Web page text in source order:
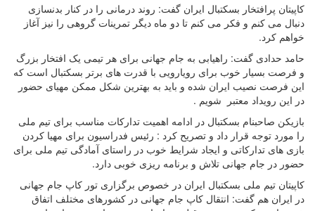
کاپیتان پرافتخار بسکتبال ایران گفت: روند درمانی را در کنار بدنسازی
دنبال می کنم و فکر می کنم تا دو ماه دیگر تمرینات گروهی را نیز آغاز
خواهم کرد.
حامد حدادی گفت: راهیابی به جام جهانی برای هر تیمی یک افتخار بزرگ
و فرصت بسیار خوب برای رویارویی با قدرت های برتر بسکتبال است که
این فرصت نصیب ایران شده و باید به بهترین شکل ممکن مهیای حضور
در این رویداد معتبر شویم .
بازیکن صاحبنام بسکتبال در ادامه اهمیت تدارکات مناسب برای تیم ملی
را مورد توجه قرار داد و‌ تصریح کرد : رئیس فدراسیون برای مهیا کردن
بازی های تدارکاتی و ایجاد شرایط خوب در راستای آمادگی تیم ملی برای
حضور در جام جهانی تلاش و برنامه ریزی خوبی دارد.
کاپیتان تیم ملی بسکتبال ایران در خصوص برگزاری تور کاپ جام جهانی
در ایران هم گفت: انتقال کاپ جام جهانی در کشورهای مختلف اتفاق